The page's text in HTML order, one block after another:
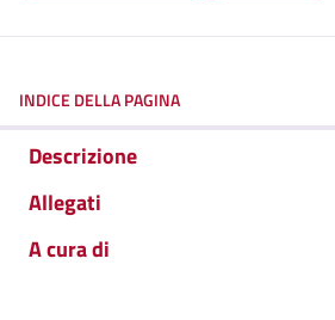
INDICE DELLA PAGINA
Descrizione
Allegati
A cura di